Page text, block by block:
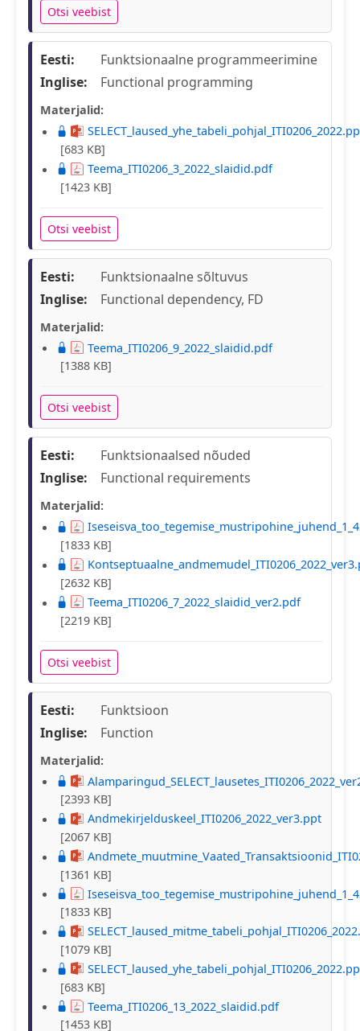
Otsi veebist
Eesti:
Funktsionaalne programmeerimine
Inglise:
Functional programming
Materjalid:
[683 KB]
Teema_ITI0206_3_2022_slaidid.pdf
[1423 KB]
Otsi veebist
Eesti:
Funktsionaalne sõltuvus
Inglise:
Functional dependency, FD
Materjalid:
Teema_ITI0206_9_2022_slaidid.pdf
[1388 KB]
Otsi veebist
Eesti:
Funktsionaalsed nõuded
Inglise:
Functional requirements
Materjalid:
[1833 KB]
[2632 KB]
Teema_ITI0206_7_2022_slaidid_ver2.pdf
[2219 KB]
Otsi veebist
Eesti:
Funktsioon
Inglise:
Function
Materjalid:
[2393 KB]
Andmekirjelduskeel_ITI0206_2022_ver3.ppt
[2067 KB]
[1361 KB]
[1833 KB]
[1079 KB]
[683 KB]
Teema_ITI0206_13_2022_slaidid.pdf
[1453 KB]